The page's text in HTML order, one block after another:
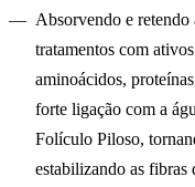
Absorvendo e
tratamentos com
aminoácidos,
forte ligação com a
Folículo Piloso,
estabilizando as fibras